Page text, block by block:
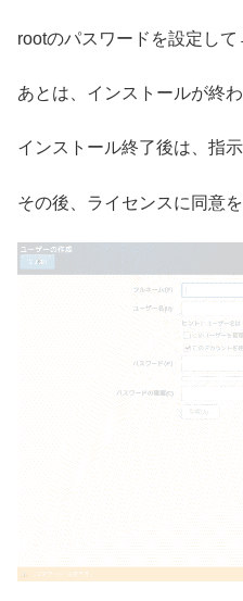
rootのパスワードを設定し
あとは、インストールが終
インストール終了後は、指
その後、ライセンスに同意